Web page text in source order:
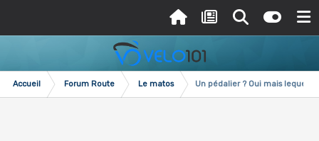
Accueil Forum Route Le matos Un pédalier ? Oui mais lequel ?